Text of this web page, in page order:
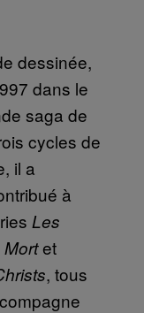
dessinée,
dans le
saga de
cycles de
il a
à
Les
et
, tous